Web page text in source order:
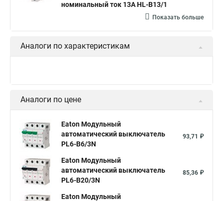
номинальный ток 13А HL-B13/1
Показать больше
Аналоги по характеристикам
Аналоги по цене
Eaton Модульный
автоматический выключатель
PL6-B6/3N
93,71 ₽
Eaton Модульный
автоматический выключатель
PL6-B20/3N
85,36 ₽
Eaton Модульный